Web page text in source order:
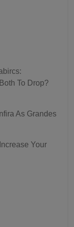
To Drop?
As Grandes
Your